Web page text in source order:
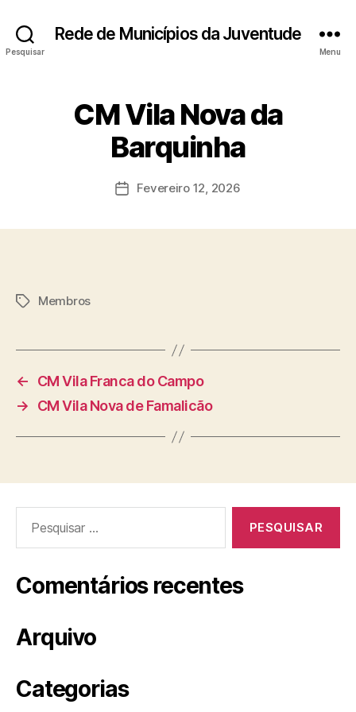
Pesquisar
Rede de Municípios da Juventude
Menu
CM Vila Nova da
Barquinha
DataFevereiro 12, 2026
Etiquetas
Membros
←
CM Vila Franca do Campo
→
CM Vila Nova de Famalicão
por:
Comentários recentes
Arquivo
Categorias